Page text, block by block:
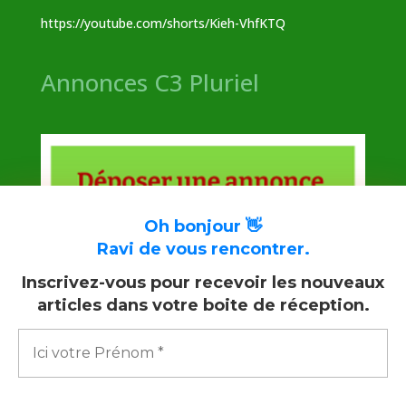
Oh bonjour 👋
Ravi de vous rencontrer.
Inscrivez-vous pour recevoir les nouveaux
articles dans votre boite de réception.
https://youtube.com/shorts/Kieh-VhfKTQ
Annonces C3 Pluriel